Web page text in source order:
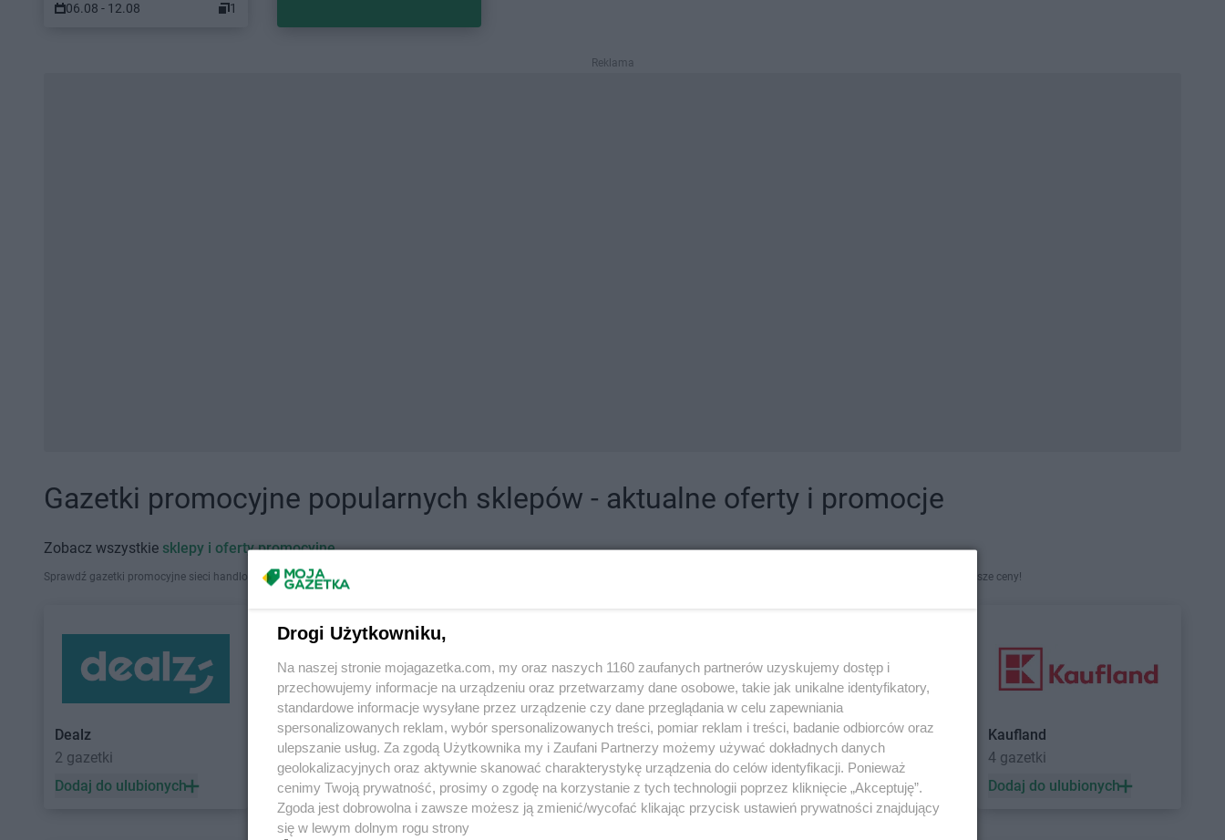
06.08 - 12.08 1
Reklama
Gazetki promocyjne popularnych sklepów - aktualne oferty i promocje
Zobacz wszystkie sklepy i oferty promocyjne
Sprawdź gazetki promocyjne sieci handlowych, które działają w Polsce. Znajdziesz tutaj sklepy należące do lokalnych sieci oraz duże, znane super- i hipermarkety. Najlepsze promocje i najniższe ceny!
Dealz
2 gazetki
Dodaj do ulubionych
POLOmarket
10 gazetek
Dodaj do ulubionych
PEPCO
1 gazetka
Dodaj do ulubionych
dino
1 gazetka
Dodaj do ulubionych
Kaufland
4 gazetki
Dodaj do ulubionych
Drogi Użytkowniku,
Na naszej stronie mojagazetka.com, my oraz naszych 1160 zaufanych partnerów uzyskujemy dostęp i
przechowujemy informacje na urządzeniu oraz przetwarzamy dane osobowe, takie jak unikalne identyfikatory,
standardowe informacje wysyłane przez urządzenie czy dane przeglądania w celu zapewniania
spersonalizowanych reklam, wybór spersonalizowanych treści, pomiar reklam i treści, badanie odbiorców oraz
ulepszanie usług. Za zgodą Użytkownika my i Zaufani Partnerzy możemy używać dokładnych danych
geolokalizacyjnych oraz aktywnie skanować charakterystykę urządzenia do celów identyfikacji. Ponieważ
cenimy Twoją prywatność, prosimy o zgodę na korzystanie z tych technologii poprzez kliknięcie „Akceptuję”.
Zgoda jest dobrowolna i zawsze możesz ją zmienić/wycofać klikając przycisk ustawień prywatności znajdujący
się w lewym dolnym rogu strony